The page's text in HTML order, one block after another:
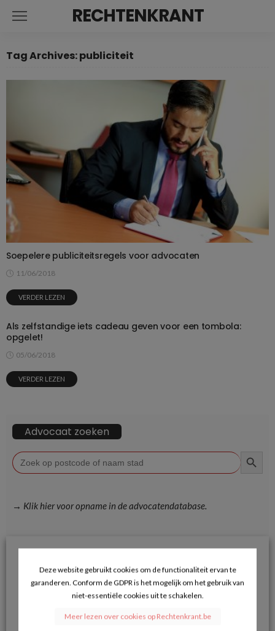
RECHTENKRANT
Tag Archives: publiciteit
Soepelere publiciteitsregels voor advocaten
11/06/2018
VERDER LEZEN
Als zelfstandige iets cadeau geven voor een tombola:
opgelet!
05/06/2018
VERDER LEZEN
Advocaat zoeken
Zoek
naar:
→ Klik hier voor opname in de advocatendatabase.
Volg ons op Facebook en blijf op de hoogte
Deze website gebruikt cookies om de functionaliteit ervan te
garanderen. Conform de GDPR is het mogelijk om het gebruik van
niet-essentiële cookies uit te schakelen.
Meer lezen over cookies op Rechtenkrant.be